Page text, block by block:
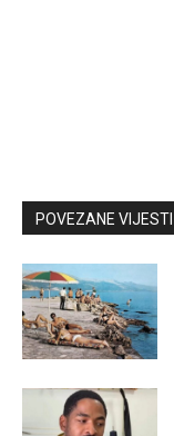
POVEZANE VIJESTI